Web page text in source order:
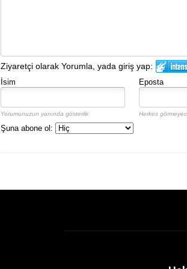
Ziyaretçi olarak Yorumla, yada giriş yap:
İsim Eposta
Yorumunuzun yanında gösterilir. Herkes
Şuna abone ol: